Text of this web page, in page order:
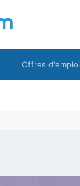
Offres d'emploi